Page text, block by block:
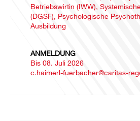
Betriebswirtin (IWW),
(DGSF), Psychologische
Ausbildung
ANMELDUNG
Bis 08. Juli 2026
c.haimerl-fuerbacher@caritas-